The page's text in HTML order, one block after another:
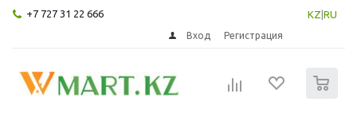
+7 727 31 22 666 KZ RU
Вход Регистрация